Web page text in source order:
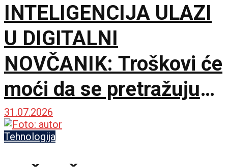
INTELIGENCIJA ULAZI
U DIGITALNI
NOVČANIK: Troškovi će
moći da se pretražuju
običnim pitanjem
31.07.2026
Tehnologija